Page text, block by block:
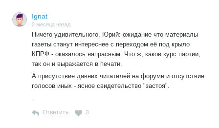
отупляющий, одурачивающий, разъединяющий
рабочих, чтобы вести их на поводу буржуазии, —
вот основной факт современности. Кто хочет
служить пролетариату, тот должен объединять
рабочих всех наций, борясь неуклонно с
буржуазным национализмом и „своим“, и чужим».
райкома ,секретарря парткома завода с правами
райкома .И это в то время когда работал
ст.инженером технологом в ОГТ оборонного
завода.Уговаривали несколько месяцев,но я
отказался.
Ignat
2 месяца назад
Ничего удивительного, Юрий: ожидание что материалы
газеты станут интереснее с переходом её под крыло
КПРФ - оказалось напрасным. Что ж, каков курс партии,
так он и выражается в печати.
А присутствие давних читателей на форуме и отсутствие
голосов иных - ясное свидетельство "застоя".
.
Ответить 3